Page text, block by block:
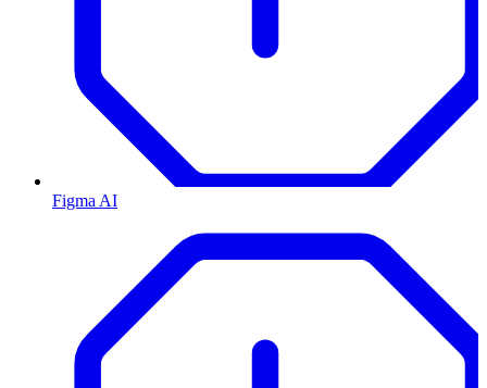
Figma AI